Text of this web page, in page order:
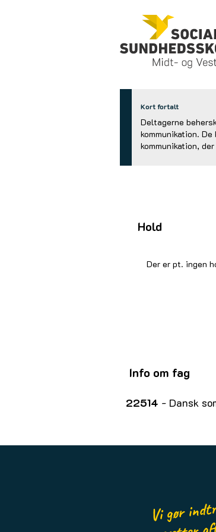
Kort fortalt
Deltagerne
kommunikation.
kommunikation,
Hold
Der er pt. ingen
Info om fag
22514 - Dansk
Vi gør